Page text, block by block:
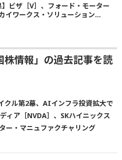
】ビザ［V］、フォード・モーター
カイワークス・ソリューション...
株情報」の過去記事を読
クル第2幕、AIインフラ投資拡大で
ィア［NVDA］、SKハイニックス
ー・マニュファクチャリング